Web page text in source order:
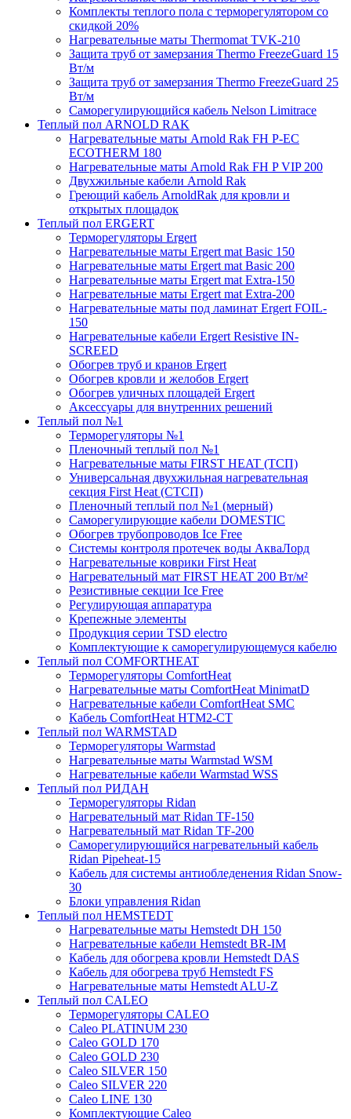
Комплекты теплого пола с терморегулятором со
скидкой 20%
Нагревательные маты Thermomat TVK-210
Защита труб от замерзания Thermo FreezeGuard 15
Вт/м
Защита труб от замерзания Thermo FreezeGuard 25
Вт/м
Саморегулирующийся кабель Nelson Limitrace
Теплый пол ARNOLD RAK
Нагревательные маты Arnold Rak FH P-EC
ECOTHERM 180
Нагревательные маты Arnold Rak FH P VIP 200
Двухжильные кабели Arnold Rak
Греющий кабель ArnoldRak для кровли и
открытых площадок
Теплый пол ERGERT
Терморегуляторы Ergert
Нагревательные маты Ergert mat Basic 150
Нагревательные маты Ergert mat Basic 200
Нагревательные маты Ergert mat Extra-150
Нагревательные маты Ergert mat Extra-200
Нагревательные маты под ламинат Ergert FOIL-
150
Нагревательные кабели Ergert Resistive IN-
SCREED
Обогрев труб и кранов Ergert
Обогрев кровли и желобов Ergert
Обогрев уличных площадей Ergert
Аксессуары для внутренних решений
Теплый пол №1
Терморегуляторы №1
Пленочный теплый пол №1
Нагревательные маты FIRST HEAT (ТСП)
Универсальная двухжильная нагревательная
секция First Heat (СТСП)
Пленочный теплый пол №1 (мерный)
Саморегулирующие кабели DOMESTIC
Обогрев трубопроводов Ice Free
Системы контроля протечек воды АкваЛорд
Нагревательные коврики First Heat
Нагревательный мат FIRST HEAT 200 Вт/м²
Резистивные секции Ice Free
Регулирующая аппаратура
Крепежные элементы
Продукция серии TSD electro
Комплектующие к саморегулирующемуся кабелю
Теплый пол COMFORTHEAT
Терморегуляторы ComfortHeat
Нагревательные маты ComfortHeat MinimatD
Нагревательные кабели ComfortHeat SMC
Кабель ComfortHeat HTM2-CT
Теплый пол WARMSTAD
Терморегуляторы Warmstad
Нагревательные маты Warmstad WSM
Нагревательные кабели Warmstad WSS
Теплый пол РИДАН
Терморегуляторы Ridan
Нагревательный мат Ridan TF-150
Нагревательный мат Ridan TF-200
Саморегулирующийся нагревательный кабель
Ridan Pipeheat-15
Кабель для системы антиобледенения Ridan Snow-
30
Блоки управления Ridan
Теплый пол HEMSTEDT
Нагревательные маты Hemstedt DH 150
Нагревательные кабели Hemstedt BR-IM
Кабель для обогрева кровли Hemstedt DAS
Кабель для обогрева труб Hemstedt FS
Нагревательные маты Hemstedt ALU-Z
Теплый пол CALEO
Терморегуляторы CALEO
Caleo PLATINUM 230
Caleo GOLD 170
Caleo GOLD 230
Caleo SILVER 150
Caleo SILVER 220
Caleo LINE 130
Комплектующие Caleo